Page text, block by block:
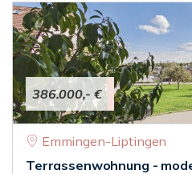
386.000,- €
Emmingen-Liptingen
Terrassenwohnung -